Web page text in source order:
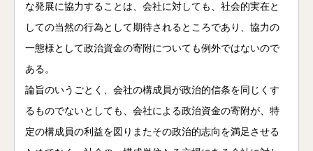
な発展に協力することは、会社に対しても、社会的実在と
しての当然の行為として期待されるところであり、協力の
一態様として政治資金の寄附についても例外ではないので
ある。
論旨のいうごとく、会社の構成員が政治的信条を同じくす
るものでないとしても、会社による政治資金の寄附が、特
定の構成員の利益を図りまたその政治的志向を満足させる